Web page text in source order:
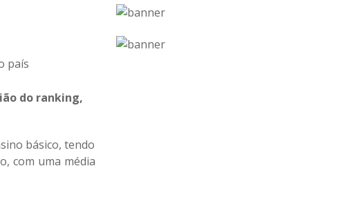
do ranking,
básico, tendo
com uma média